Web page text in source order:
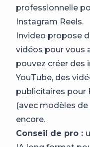
professionnelle
Instagram Reels.
Invideo propose
vidéos pour vous
pouvez créer des
YouTube, des
publicitaires pour
(avec modèles
encore.
Conseil de pro :